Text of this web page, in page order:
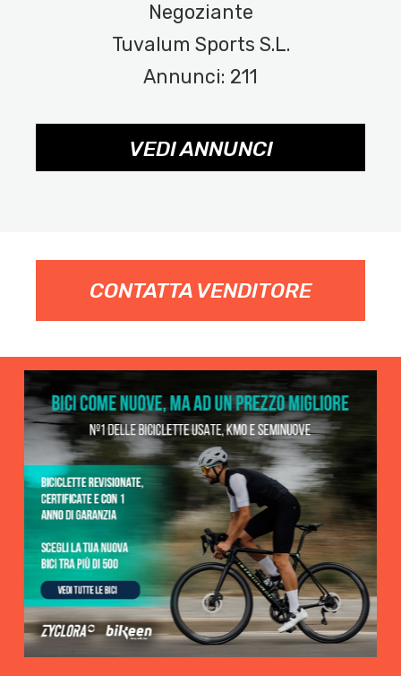
Negoziante
Tuvalum Sports S.L.
Annunci: 211
VEDI ANNUNCI
CONTATTA VENDITORE